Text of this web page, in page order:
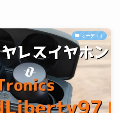
オーディオ